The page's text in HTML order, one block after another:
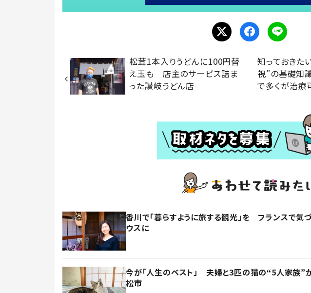
松茸1本入りうどんに100円替
え玉も 店主のサービス詰ま
った讃岐うどん店
知っておきた
視”の基礎知
で多くが治療
香川で「暮らすように旅する観光」を フランスで
ウスに
今が「人生のベスト」 夫婦と3匹の猫の“5人家族”
松市